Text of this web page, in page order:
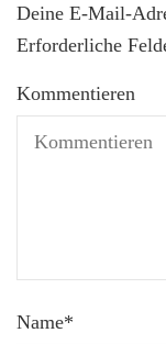
Deine E-Mail-
Erforderliche
Kommentieren
Name*